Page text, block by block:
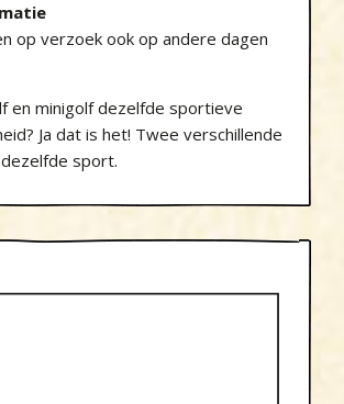
op verzoek ook op andere dagen
en minigolf dezelfde sportieve
Ja dat is het! Twee verschillende
sport.